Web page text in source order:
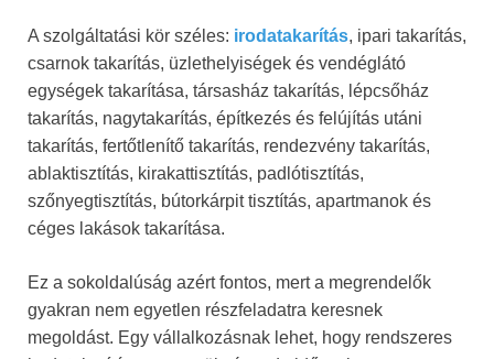
A szolgáltatási kör széles: irodatakarítás, ipari takarítás,
csarnok takarítás, üzlethelyiségek és vendéglátó
egységek takarítása, társasház takarítás, lépcsőház
takarítás, nagytakarítás, építkezés és felújítás utáni
takarítás, fertőtlenítő takarítás, rendezvény takarítás,
ablaktisztítás, kirakattisztítás, padlótisztítás,
szőnyegtisztítás, bútorkárpit tisztítás, apartmanok és
céges lakások takarítása.
Ez a sokoldalúság azért fontos, mert a megrendelők
gyakran nem egyetlen részfeladatra keresnek
megoldást. Egy vállalkozásnak lehet, hogy rendszeres